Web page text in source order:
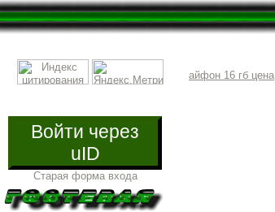
Войти через
uID
Старая форма входа
айфон 16 гб цена